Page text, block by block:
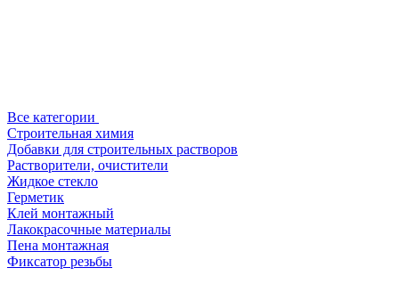
Все категории
Строительная химия
Добавки для строительных растворов
Растворители, очистители
Жидкое стекло
Герметик
Клей монтажный
Лакокрасочные материалы
Пена монтажная
Фиксатор резьбы